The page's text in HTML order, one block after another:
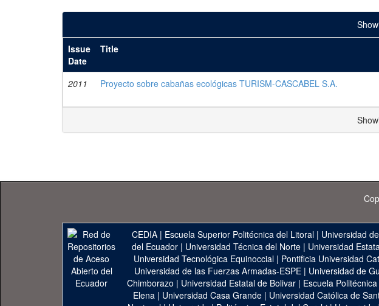
Issue
Date
Title
2011 Proyecto sobre cabañas ecológicas TURISM-CASCABEL S.A.
CEDIA | Escuela Superior Politécnica del Litoral | Universidad
del Ecuador| Universidad Técnica del Norte| Universidad
Universidad Tecnológica Equinoccial| Pontificia Universidad
Universidad de las Fuerzas Armadas-ESPE | Universidad de
Chimborazo | Universidad Estatal de Bolivar| Escuela
Elena | Universidad Casa Grande | Universidad Católica de